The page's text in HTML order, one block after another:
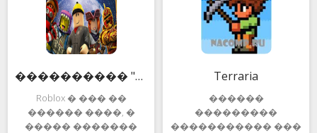
���������� "Roblox"
Roblox � ��� ��
������ ����, �
����� �������
Terraria
������
���������
����������� ���